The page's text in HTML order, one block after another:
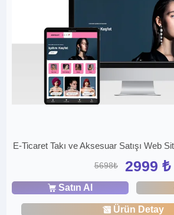
E-Ticaret Takı ve Aksesuar Satışı Web
5698₺ 2999 ₺
Satın Al
Ürün Detay